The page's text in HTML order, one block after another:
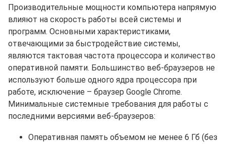
Производительные мощности компьютера напрямую
влияют на скорость работы всей системы и
программ. Основными характеристиками,
отвечающими за быстродействие системы,
являются тактовая частота процессора и количество
оперативной памяти. Большинство веб-браузеров не
используют больше одного ядра процессора при
работе, исключение – браузер Google Chrome.
Минимальные системные требования для работы с
последними версиями веб-браузеров:
Оперативная память объемом не менее 6 Гб (без